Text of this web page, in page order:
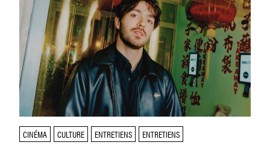
CINÉMA CULTURE ENTRETIENS
ENTRETIENS